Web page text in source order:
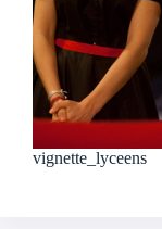
vignette_lyceens